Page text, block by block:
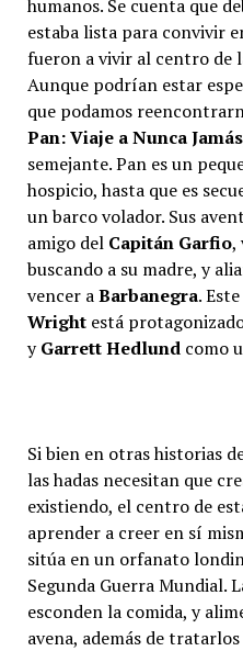
humanos. Se cuenta que
estaba lista para convivir
fueron a vivir al centro de
Aunque podrían estar
que podamos
Pan: Viaje a Nunca Jamás
semejante. Pan es un
hospicio, hasta que es
un barco volador. Sus
amigo del Capitán Garfio,
buscando a su madre, y
vencer aBarbanegra.
Wrightestá
yGarrett Hedlund como
Si bien en otras historias
las hadas necesitan que
existiendo, el centro de
aprender a creer en sí
sitúa en un orfanato
Segunda Guerra Mundial.
esconden la comida, y
avena, además de